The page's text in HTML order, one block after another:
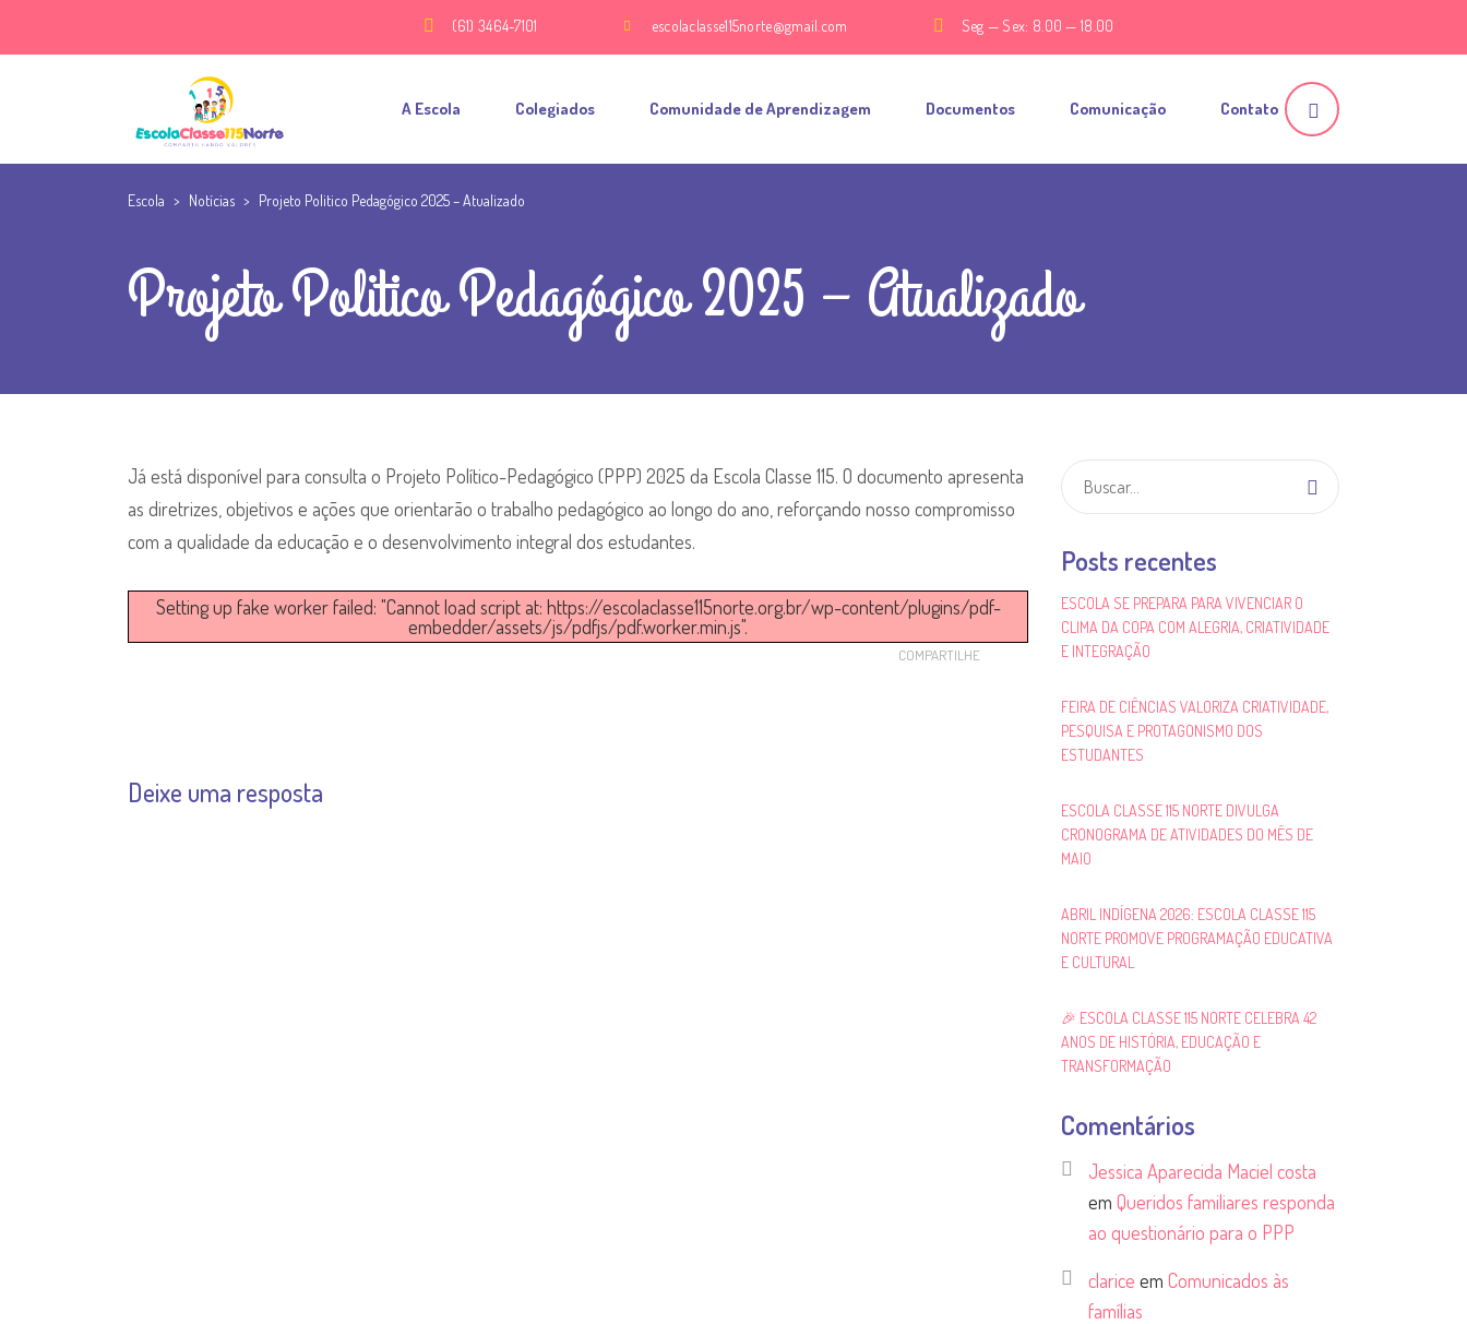
(61) 3464-7101 escolaclasse115norte@gmail.com Seg — Sex: 8.00 — 18.00
A Escola Colegiados Comunidade de Aprendizagem Documentos Comunicação Contato
Escola > Notícias > Projeto Politico Pedagógico 2025 – Atualizado
Projeto Politico Pedagógico 2025 – Atualizado
Já está disponível para consulta o Projeto Político-Pedagógico (PPP) 2025 da Escola Classe 115. O documento apresenta
as diretrizes, objetivos e ações que orientarão o trabalho pedagógico ao longo do ano, reforçando nosso compromisso
com a qualidade da educação e o desenvolvimento integral dos estudantes.
Setting up fake worker failed: "Cannot load script at: https://escolaclasse115norte.org.br/wp-content/plugins/pdf-
embedder/assets/js/pdfjs/pdf.worker.min.js".
COMPARTILHE
Deixe uma resposta
Posts recentes
ESCOLA SE PREPARA PARA VIVENCIAR O
CLIMA DA COPA COM ALEGRIA, CRIATIVIDADE
E INTEGRAÇÃO
FEIRA DE CIÊNCIAS VALORIZA CRIATIVIDADE,
PESQUISA E PROTAGONISMO DOS
ESTUDANTES
ESCOLA CLASSE 115 NORTE DIVULGA
CRONOGRAMA DE ATIVIDADES DO MÊS DE
MAIO
ABRIL INDÍGENA 2026: ESCOLA CLASSE 115
NORTE PROMOVE PROGRAMAÇÃO EDUCATIVA
E CULTURAL
🎉 ESCOLA CLASSE 115 NORTE CELEBRA 42
ANOS DE HISTÓRIA, EDUCAÇÃO E
TRANSFORMAÇÃO
Comentários
Jessica Aparecida Maciel costa
em Queridos familiares responda
ao questionário para o PPP
clarice em Comunicados às
famílias